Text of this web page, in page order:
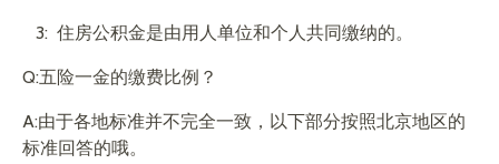
3: 住房公积金是由用人单位和个人共同缴纳的。
Q:五险一金的缴费比例？
A:由于各地标准并不完全一致，以下部分按照北京地区的
标准回答的哦。